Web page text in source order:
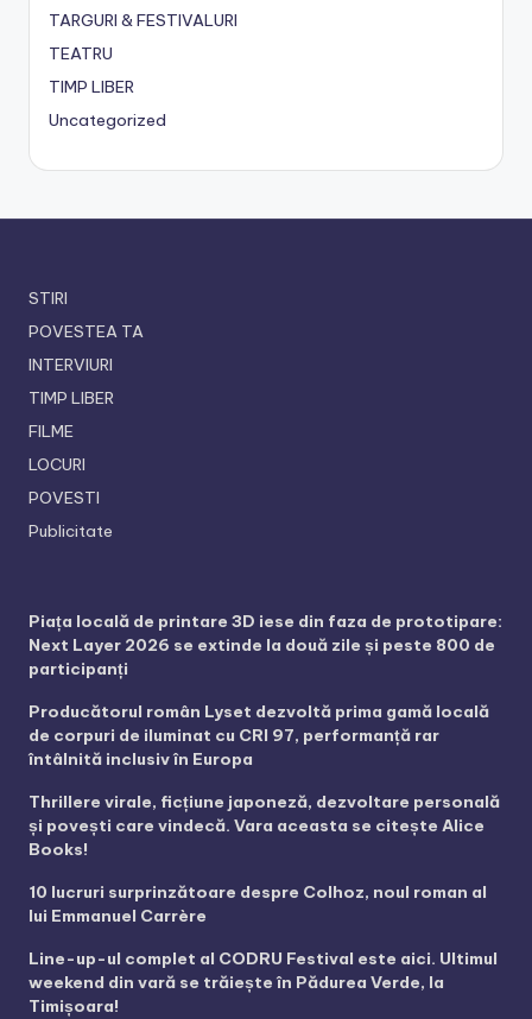
TARGURI & FESTIVALURI
TEATRU
TIMP LIBER
Uncategorized
STIRI
POVESTEA TA
INTERVIURI
TIMP LIBER
FILME
LOCURI
POVESTI
Publicitate
Piața locală de printare 3D iese din faza de prototipare:
Next Layer 2026 se extinde la două zile și peste 800 de
participanți
Producătorul român Lyset dezvoltă prima gamă locală
de corpuri de iluminat cu CRI 97, performanță rar
întâlnită inclusiv în Europa
Thrillere virale, ficțiune japoneză, dezvoltare personală
și povești care vindecă. Vara aceasta se citește Alice
Books!
10 lucruri surprinzătoare despre Colhoz, noul roman al
lui Emmanuel Carrère
Line-up-ul complet al CODRU Festival este aici. Ultimul
weekend din vară se trăiește în Pădurea Verde, la
Timișoara!